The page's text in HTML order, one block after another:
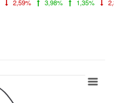
2,59% 3,98% 1,35%